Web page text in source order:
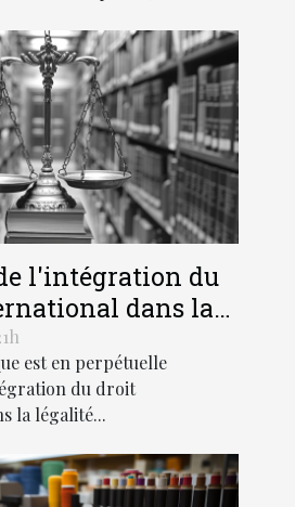
l'intégration du
dans la
moderne
est en perpétuelle
du droit
la légalité...